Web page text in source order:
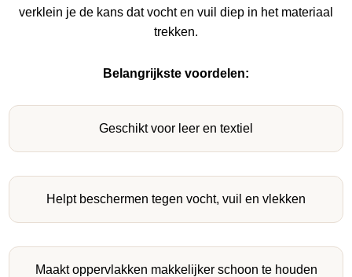
verklein je de kans dat vocht en vuil diep in het materiaal
trekken.
Belangrijkste voordelen:
Geschikt voor leer en textiel
Helpt beschermen tegen vocht, vuil en vlekken
Maakt oppervlakken makkelijker schoon te houden